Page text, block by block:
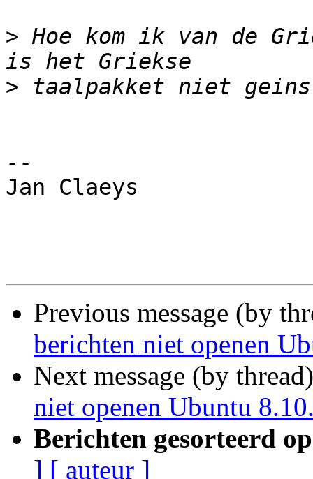
> Hoe kom ik van de
>
--
Jan Claeys
Previous message (by
berichten niet openen
Next message (by
niet openen Ubuntu
Berichten gesorteerd
] [ auteur ]